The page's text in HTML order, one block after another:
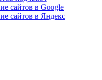
сайтов в Google
сайтов в Яндекс